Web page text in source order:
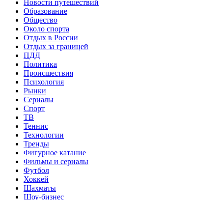
Новости путешествий
Образование
Общество
Около спорта
Отдых в России
Отдых за границей
ПДД
Политика
Происшествия
Психология
Рынки
Сериалы
Спорт
ТВ
Теннис
Технологии
Тренды
Фигурное катание
Фильмы и сериалы
Футбол
Хоккей
Шахматы
Шоу-бизнес